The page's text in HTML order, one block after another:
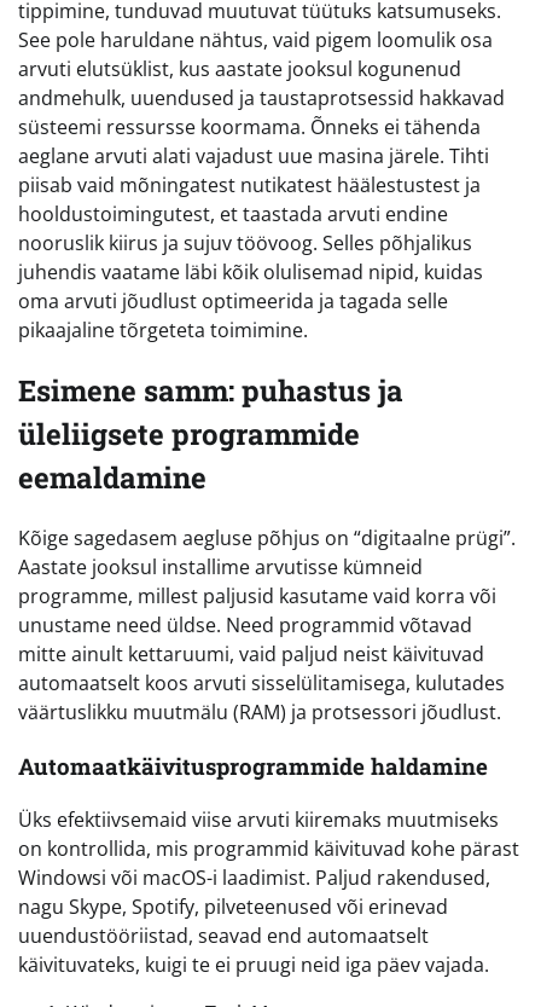
tippimine, tunduvad muutuvat tüütuks katsumuseks.
See pole haruldane nähtus, vaid pigem loomulik osa
arvuti elutsüklist, kus aastate jooksul kogunenud
andmehulk, uuendused ja taustaprotsessid hakkavad
süsteemi ressursse koormama. Õnneks ei tähenda
aeglane arvuti alati vajadust uue masina järele. Tihti
piisab vaid mõningatest nutikatest häälestustest ja
hooldustoimingutest, et taastada arvuti endine
nooruslik kiirus ja sujuv töövoog. Selles põhjalikus
juhendis vaatame läbi kõik olulisemad nipid, kuidas
oma arvuti jõudlust optimeerida ja tagada selle
pikaajaline tõrgeteta toimimine.
Esimene samm: puhastus ja
üleliigsete programmide
eemaldamine
Kõige sagedasem aegluse põhjus on “digitaalne prügi”.
Aastate jooksul installime arvutisse kümneid
programme, millest paljusid kasutame vaid korra või
unustame need üldse. Need programmid võtavad
mitte ainult kettaruumi, vaid paljud neist käivituvad
automaatselt koos arvuti sisselülitamisega, kulutades
väärtuslikku muutmälu (RAM) ja protsessori jõudlust.
Automaatkäivitusprogrammide haldamine
Üks efektiivsemaid viise arvuti kiiremaks muutmiseks
on kontrollida, mis programmid käivituvad kohe pärast
Windowsi või macOS-i laadimist. Paljud rakendused,
nagu Skype, Spotify, pilveteenused või erinevad
uuendustööriistad, seavad end automaatselt
käivituvateks, kuigi te ei pruugi neid iga päev vajada.